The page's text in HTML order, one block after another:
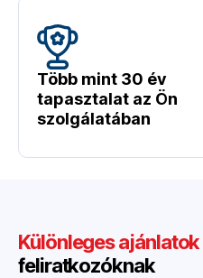
Több mint 30 év
tapasztalat az Ön
szolgálatában
Különleges ajánlatok
feliratkozóknak